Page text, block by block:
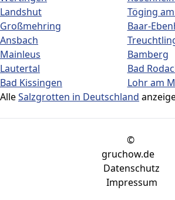
Landshut
Töging
Großmehring
Baar-
Ansbach
Mainleus
Bamberg
Lautertal
Bad
Bad Kissingen
Lohr am
AlleSalzgrotten in Deutschland
©
gruchow.de
Datenschutz
Impressum